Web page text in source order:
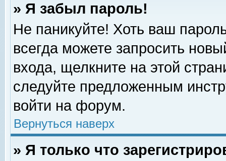
» Я забыл пароль!
Не паникуйте! Хоть ваш
всегда можете запросить
входа, щелкните на этой
следуйте предложенным
войти на форум.
Вернуться наверх
» Я только что